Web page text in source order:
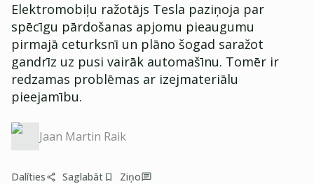
Elektromobiļu ražotājs Tesla paziņoja par
spēcīgu pārdošanas apjomu pieaugumu
pirmajā ceturksnī un plāno šogad saražot
gandrīz uz pusi vairāk automašīnu. Tomēr ir
redzamas problēmas ar izejmateriālu
pieejamību.
Jaan Martin Raik
Dalīties Saglabāt Ziņo